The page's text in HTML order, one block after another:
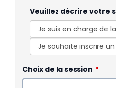
Veuillez décrire votre
Choix de la session